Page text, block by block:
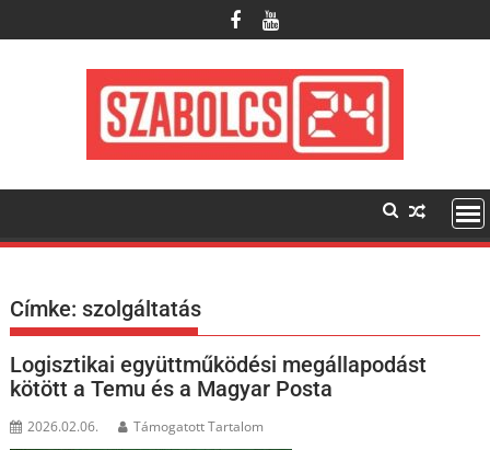
to
Címke:szolgáltatás
Logisztikai együttműködési megállapodást
kötött a Temu és a Magyar Posta
2026.02.06. Támogatott Tartalom